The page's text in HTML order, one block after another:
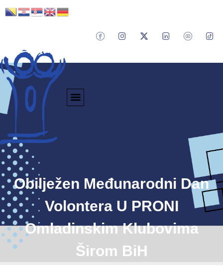
Obilježen Međunarodni Dan
Volontera U PRONI
Omladinskim Klubovima
Širom BiH